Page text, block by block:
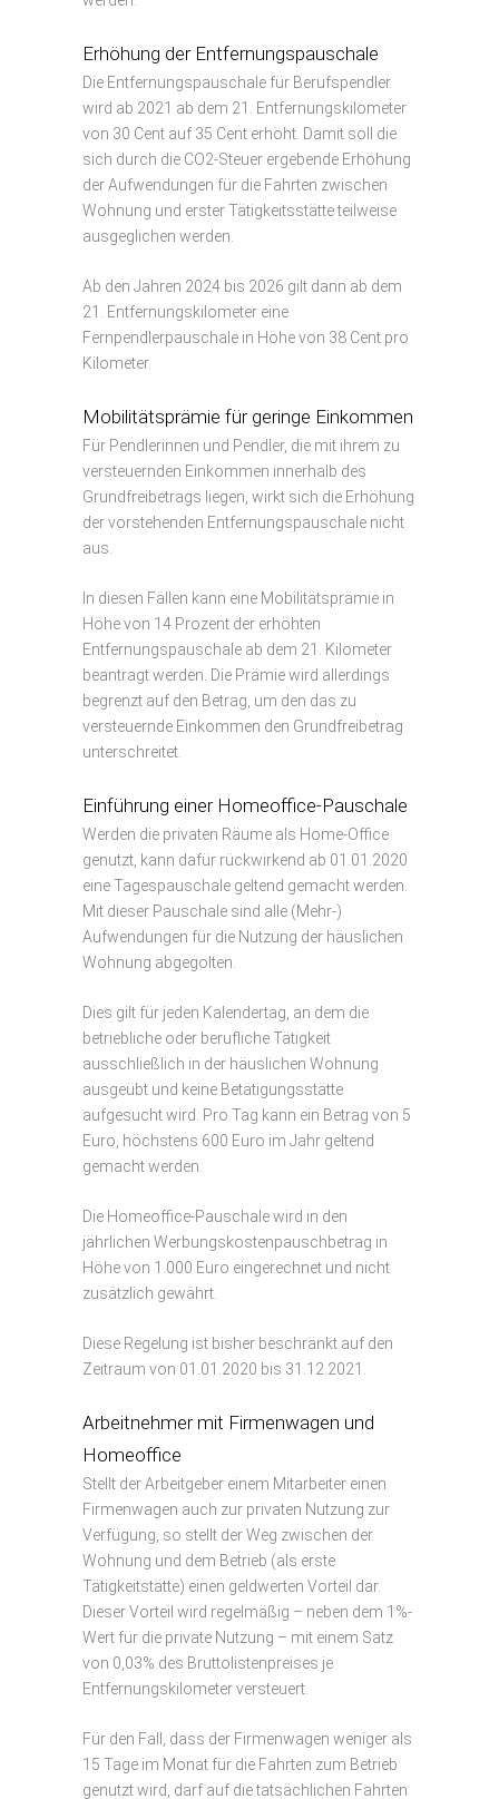
Erhöhung der Entfernungspauschale
Die Entfernungspauschale für Berufspendler
wird ab 2021 ab dem 21. Entfernungskilometer
von 30 Cent auf 35 Cent erhöht. Damit soll die
sich durch die CO2-Steuer ergebende Erhöhung
der Aufwendungen für die Fahrten zwischen
Wohnung und erster Tätigkeitsstätte teilweise
ausgeglichen werden.
Ab den Jahren 2024 bis 2026 gilt dann ab dem
21. Entfernungskilometer eine
Fernpendlerpauschale in Höhe von 38 Cent pro
Kilometer.
Mobilitätsprämie für geringe Einkommen
Für Pendlerinnen und Pendler, die mit ihrem zu
versteuernden Einkommen innerhalb des
Grundfreibetrags liegen, wirkt sich die Erhöhung
der vorstehenden Entfernungspauschale nicht
aus.
In diesen Fällen kann eine Mobilitätsprämie in
Höhe von 14 Prozent der erhöhten
Entfernungspauschale ab dem 21. Kilometer
beantragt werden. Die Prämie wird allerdings
begrenzt auf den Betrag, um den das zu
versteuernde Einkommen den Grundfreibetrag
unterschreitet.
Einführung einer Homeoffice-Pauschale
Werden die privaten Räume als Home-Office
genutzt, kann dafür rückwirkend ab 01.01.2020
eine Tagespauschale geltend gemacht werden.
Mit dieser Pauschale sind alle (Mehr-)
Aufwendungen für die Nutzung der häuslichen
Wohnung abgegolten.
Dies gilt für jeden Kalendertag, an dem die
betriebliche oder berufliche Tätigkeit
ausschließlich in der häuslichen Wohnung
ausgeübt und keine Betätigungsstätte
aufgesucht wird. Pro Tag kann ein Betrag von 5
Euro, höchstens 600 Euro im Jahr geltend
gemacht werden.
Die Homeoffice-Pauschale wird in den
jährlichen Werbungskostenpauschbetrag in
Höhe von 1.000 Euro eingerechnet und nicht
zusätzlich gewährt.
Diese Regelung ist bisher beschränkt auf den
Zeitraum von 01.01.2020 bis 31.12.2021.
Arbeitnehmer mit Firmenwagen und
Homeoffice
Stellt der Arbeitgeber einem Mitarbeiter einen
Firmenwagen auch zur privaten Nutzung zur
Verfügung, so stellt der Weg zwischen der
Wohnung und dem Betrieb (als erste
Tätigkeitstätte) einen geldwerten Vorteil dar.
Dieser Vorteil wird regelmäßig – neben dem 1%-
Wert für die private Nutzung – mit einem Satz
von 0,03% des Bruttolistenpreises je
Entfernungskilometer versteuert.
Für den Fall, dass der Firmenwagen weniger als
15 Tage im Monat für die Fahrten zum Betrieb
genutzt wird, darf auf die tatsächlichen Fahrten